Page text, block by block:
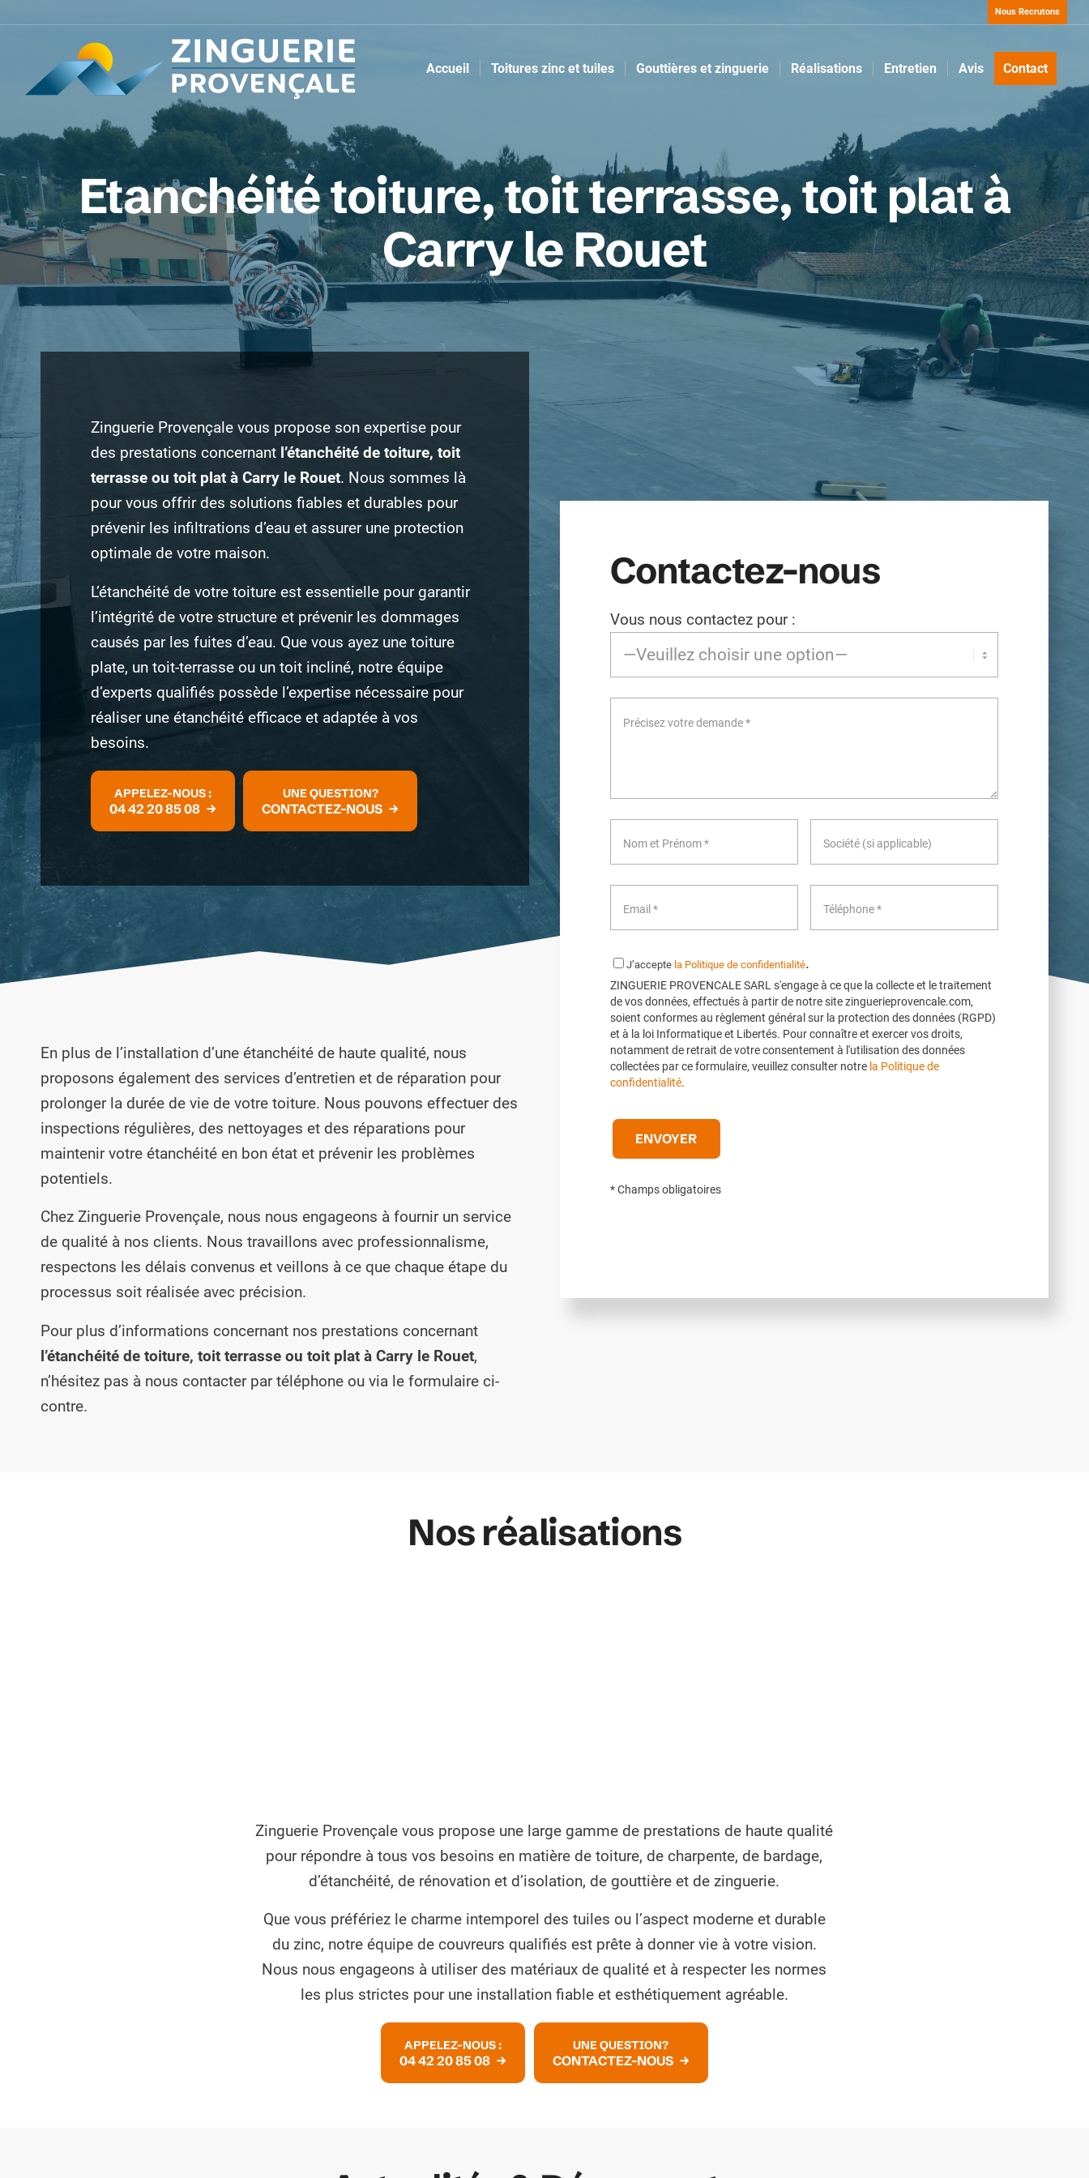
Nous Recrutons
Accueil Toitures zinc et tuiles Gouttières et zinguerie Réalisations Entretien Avis Contact
Etanchéité toiture, toit terrasse, toit plat à
Carry le Rouet
Zinguerie Provençale vous propose son expertise pour
des prestations concernant l’étanchéité de toiture, toit
terrasse ou toit plat à Carry le Rouet. Nous sommes là
pour vous offrir des solutions fiables et durables pour
prévenir les infiltrations d’eau et assurer une protection
optimale de votre maison.
L’étanchéité de votre toiture est essentielle pour garantir
l’intégrité de votre structure et prévenir les dommages
causés par les fuites d’eau. Que vous ayez une toiture
plate, un toit-terrasse ou un toit incliné, notre équipe
d’experts qualifiés possède l’expertise nécessaire pour
réaliser une étanchéité efficace et adaptée à vos
besoins.
APPELEZ-NOUS :
04 42 20 85 08
UNE QUESTION?
CONTACTEZ-NOUS
En plus de l’installation d’une étanchéité de haute qualité, nous
proposons également des services d’entretien et de réparation pour
prolonger la durée de vie de votre toiture. Nous pouvons effectuer des
inspections régulières, des nettoyages et des réparations pour
maintenir votre étanchéité en bon état et prévenir les problèmes
potentiels.
Chez Zinguerie Provençale, nous nous engageons à fournir un service
de qualité à nos clients. Nous travaillons avec professionnalisme,
respectons les délais convenus et veillons à ce que chaque étape du
processus soit réalisée avec précision.
Pour plus d’informations concernant nos prestations concernant
l’étanchéité de toiture, toit terrasse ou toit plat à Carry le Rouet,
n’hésitez pas à nous contacter par téléphone ou via le formulaire ci-
contre.
Contactez-nous
Vous nous contactez pour :
J’accepte la Politique de confidentialité.
ZINGUERIE PROVENCALE SARL s'engage à ce que la collecte et le traitement
de vos données, effectués à partir de notre site zinguerieprovencale.com,
soient conformes au règlement général sur la protection des données (RGPD)
et à la loi Informatique et Libertés. Pour connaître et exercer vos droits,
notamment de retrait de votre consentement à l'utilisation des données
collectées par ce formulaire, veuillez consulter notre la Politique de
confidentialité.
* Champs obligatoires
Nos réalisations
Zinguerie Provençale vous propose une large gamme de prestations de haute qualité
pour répondre à tous vos besoins en matière de toiture, de charpente, de bardage,
d’étanchéité, de rénovation et d’isolation, de gouttière et de zinguerie.
Que vous préfériez le charme intemporel des tuiles ou l’aspect moderne et durable
du zinc, notre équipe de couvreurs qualifiés est prête à donner vie à votre vision.
Nous nous engageons à utiliser des matériaux de qualité et à respecter les normes
les plus strictes pour une installation fiable et esthétiquement agréable.
APPELEZ-NOUS :
04 42 20 85 08
UNE QUESTION?
CONTACTEZ-NOUS